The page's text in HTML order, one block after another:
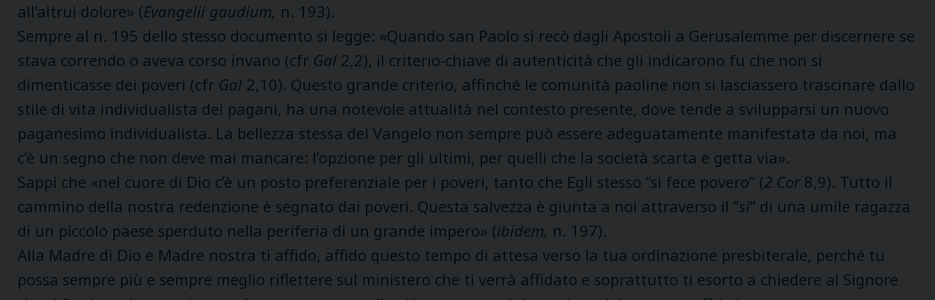
all’altrui dolore» (Evangelii gaudium, n. 193).
Sempre al n. 195 dello stesso documento si legge: «Quando san Paolo si recò dagli Apostoli a Gerusalemme per discernere se
stava correndo o aveva corso invano (cfr Gal 2,2), il criterio-chiave di autenticità che gli indicarono fu che non si
dimenticasse dei poveri (cfr Gal 2,10). Questo grande criterio, affinché le comunità paoline non si lasciassero trascinare dallo
stile di vita individualista dei pagani, ha una notevole attualità nel contesto presente, dove tende a svilupparsi un nuovo
paganesimo individualista. La bellezza stessa del Vangelo non sempre può essere adeguatamente manifestata da noi, ma
c’è un segno che non deve mai mancare: l’opzione per gli ultimi, per quelli che la società scarta e getta via».
Sappi che «nel cuore di Dio c’è un posto preferenziale per i poveri, tanto che Egli stesso “si fece povero” (2 Cor 8,9). Tutto il
cammino della nostra redenzione è segnato dai poveri. Questa salvezza è giunta a noi attraverso il “sì” di una umile ragazza
di un piccolo paese sperduto nella periferia di un grande impero» (ibidem, n. 197).
Alla Madre di Dio e Madre nostra ti affido, affido questo tempo di attesa verso la tua ordinazione presbiterale, perché tu
possa sempre più e sempre meglio riflettere sul ministero che ti verrà affidato e soprattutto ti esorto a chiedere al Signore